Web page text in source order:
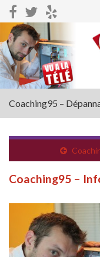
Coaching95 –
Coaching95 –